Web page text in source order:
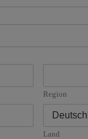
Region
Land